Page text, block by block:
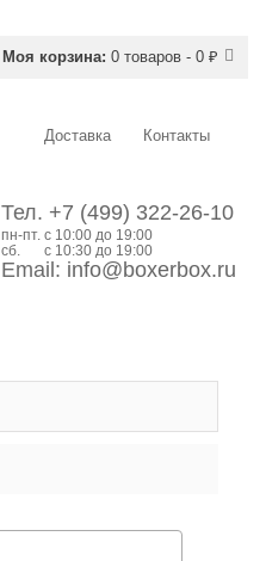
Моя корзина: 0 товаров - 0 ₽
Доставка Контакты
Тел. +7 (499) 322-26-10
пн-пт. c 10:00 до 19:00
сб.
с 10:30 до 19:00
Email: info@boxerbox.ru